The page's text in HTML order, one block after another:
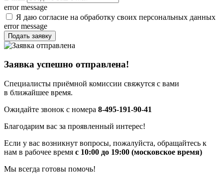
error message
Я даю согласие на обработку своих персональных данных
error message
Подать заявку
Заявка успешно отправлена!
Специалисты приёмной комиссии свяжутся с вами
в ближайшее время.
Ожидайте звонок с номера 8-495-191-90-41
Благодарим вас за проявленный интерес!
Если у вас возникнут вопросы, пожалуйста, обращайтесь к
нам в рабочее время с 10:00 до 19:00 (московское время)
Мы всегда готовы помочь!